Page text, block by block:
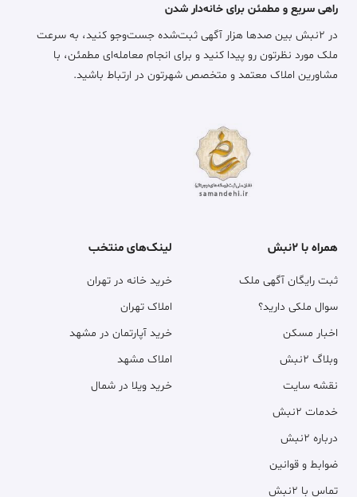
راهی سریع و مطمئن برای خانه‌دار شدن
در ۲نبش بین صدها هزار آگهی ثبت‌شده جست‌وجو کنید، به سرعت
ملک مورد نظرتون رو پیدا کنید و برای انجام معامله‌ای مطمئن، با
مشاورین املاک معتمد و متخصص شهرتون در ارتباط باشید.
همراه با ۲نبش
ثبت رایگان آگهی ملک
سوال ملکی دارید؟
اخبار مسکن
وبلاگ ۲نبش
نقشه سایت
خدمات ۲نبش
درباره ۲نبش
ضوابط و قوانین
تماس با ۲نبش
لینک‌های منتخب
خرید خانه در تهران
املاک تهران
خرید آپارتمان در مشهد
املاک مشهد
خرید ویلا در شمال